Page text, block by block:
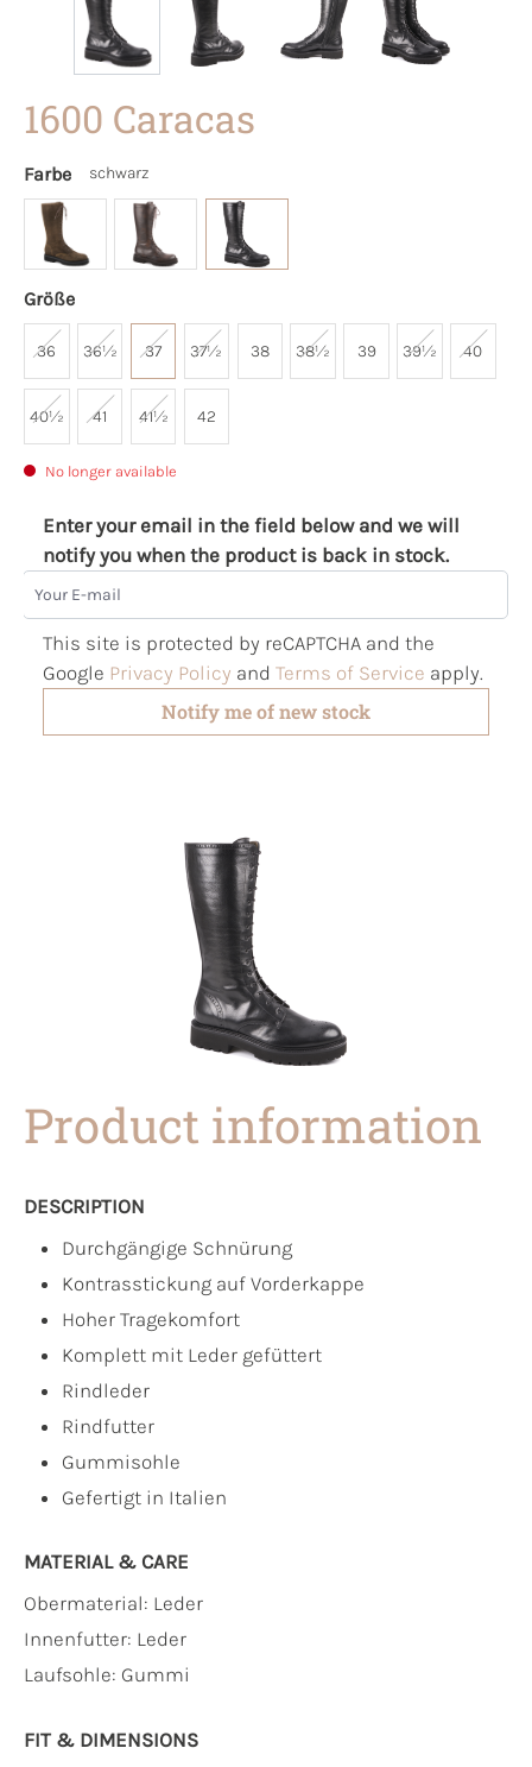
1600 Caracas
Farbe schwarz
Größe
36 36½ 37 37½ 38 38½ 39 39½ 40
40½ 41 41½ 42
No longer available
Enter your email in the field below and we will
notify you when the product is back in stock.
Your E-mail
This site is protected by reCAPTCHA and the
Google Privacy Policy and Terms of Service apply.
Notify me of new stock
Product information
DESCRIPTION
Durchgängige Schnürung
Kontrasstickung auf Vorderkappe
Hoher Tragekomfort
Komplett mit Leder gefüttert
Rindleder
Rindfutter
Gummisohle
Gefertigt in Italien
MATERIAL & CARE
Obermaterial: Leder
Innenfutter: Leder
Laufsohle: Gummi
FIT & DIMENSIONS